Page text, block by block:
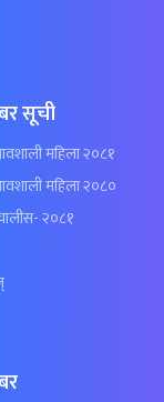
सूची
महिला २०८१
महिला २०८०
२०८१